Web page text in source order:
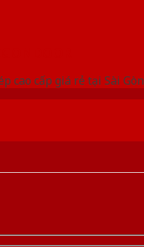
cao cấp giá rẻ tại Sài Gòn